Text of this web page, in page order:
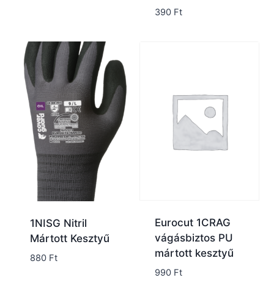
390 Ft
1NISG Nitril
Mártott Kesztyű
880 Ft
Eurocut 1CRAG
vágásbiztos PU
mártott kesztyű
990 Ft